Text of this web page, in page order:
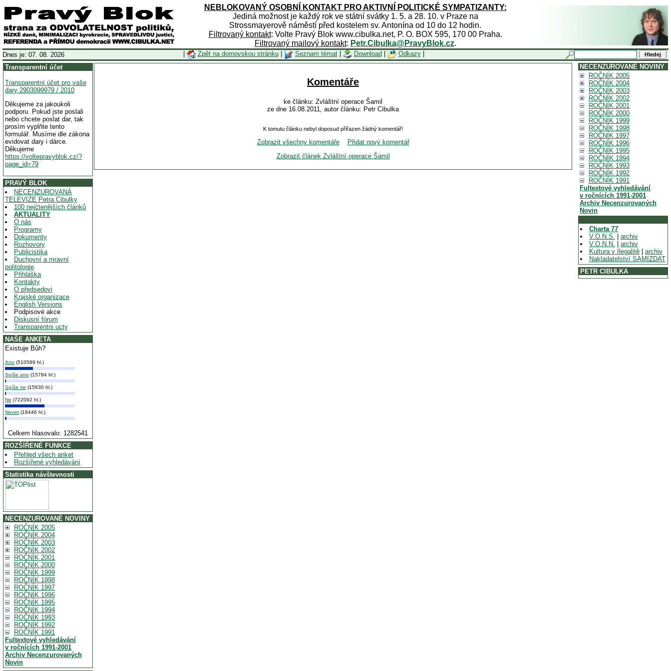
NEBLOKOVANÝ OSOBNÍ KONTAKT PRO AKTIVNÍ POLITICKÉ SYMPATIZANTY:
Jediná možnost je každý rok ve státní svátky 1. 5. a 28. 10. v Praze na
Strossmayerově náměstí před kostelem sv. Antonína od 10 do 12 hodin.
Filtrovaný kontakt: Volte Pravý Blok www.cibulka.net, P. O. BOX 595, 170 00 Praha.
Filtrovaný mailový kontakt: Petr.Cibulka@PravyBlok.cz.
Dnes je: 07. 08. 2026 Zpět na domovskou stránku| Seznam témat| Download Odkazy|
Transparentní účet
Transparentní účet pro vaše
dary 2903099979 / 2010
Děkujeme za jakoukoli
podporu. Pokud jste poslali
nebo chcete poslat dar, tak
prosím vyplňte tento
formulář. Musíme dle zákona
evidovat dary i dárce.
Děkujeme
https://voltepravyblok.cz/?
page_id=79
PRAVÝ BLOK
NECENZUROVANÁ
TELEVIZE Petra Cibulky
100 nejčtenějších článků
AKTUALITY
O nás
Programy
Dokumenty
Rozhovory
Publicistika
Duchovní a mravní
politologie
Přihláška
Kontakty
O předsedovi
Krajské organizace
English Versions
Podpisové akce
Diskusní fórum
Transparentni ucty
NAŠE ANKETA
Existuje Bůh?
Ano (510589 hl.)
Spíše ano (15784 hl.)
Spíše ne (15630 hl.)
Ne (722092 hl.)
Nevim (18446 hl.)
Celkem hlasovalo: 1282541
ROZŠÍŘENÉ FUNKCE
Přehled všech anket
Rozšířené vyhledávání
Statistika návštevnosti
NECENZUROVANÉ NOVINY
ROČNÍK 2005
ROČNÍK 2004
ROČNÍK 2003
ROČNÍK 2002
ROČNÍK 2001
ROČNÍK 2000
ROČNÍK 1999
ROČNÍK 1998
ROČNÍK 1997
ROČNÍK 1996
ROČNÍK 1995
ROČNÍK 1994
ROČNÍK 1993
ROČNÍK 1992
ROČNÍK 1991
Fultextové vyhledávání
v ročnících 1991-2001
Archiv Necenzurovaných
Novin
Komentáře
ke článku: Zvláštní operace Šamil
ze dne 16.08.2011, autor článku: Petr Cibulka
K tomutu článku nebyl doposud přiřazen žádný komentář!
Zobrazit všechny komentáře
Přidat nový komentář
Zobrazit článek Zvláštní operace Šamil
NECENZUROVANÉ NOVINY
ROČNÍK 2005
ROČNÍK 2004
ROČNÍK 2003
ROČNÍK 2002
ROČNÍK 2001
ROČNÍK 2000
ROČNÍK 1999
ROČNÍK 1998
ROČNÍK 1997
ROČNÍK 1996
ROČNÍK 1995
ROČNÍK 1994
ROČNÍK 1993
ROČNÍK 1992
ROČNÍK 1991
Fultextové vyhledávání
v ročnících 1991-2001
Archiv Necenzurovaných
Novin
Charta 77
V.O.N.S.
archiv
V.O.N.N.
archiv
Kultura v Ilegalitě
archiv
Nakladatelství SAMIZDAT
PETR CIBULKA